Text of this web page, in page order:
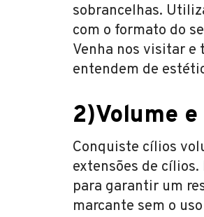
sobrancelhas.
com o formato do
Venha nos visitar e
entendem de
2)Volume
Conquiste cílios
extensões de
para garantir um
marcante sem o